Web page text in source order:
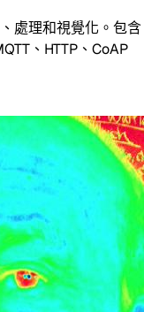
處理和視覺化。包含
、HTTP、CoAP